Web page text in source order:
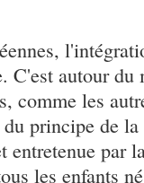
C'est autour
comme les
principe de la
entretenue par
les enfants